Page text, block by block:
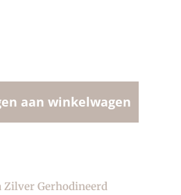
aan winkelwagen
Gerhodineerd